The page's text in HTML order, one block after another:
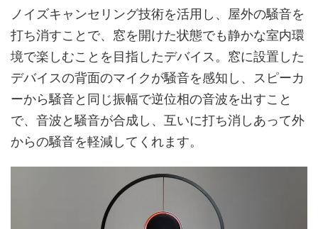
ノイズキャンセリング技術を活用し、屋外の騒音を
打ち消すことで、窓を開けた状態でも静かな室内環
境で楽しむことを目指したデバイス。窓に設置した
デバイスの背面のマイクが騒音を感知し、スピーカ
ーから騒音と同じ振幅で逆位相の音波を出すこと
で、音波と騒音が合成し、互いに打ち消しあって外
からの騒音を軽減してくれます。